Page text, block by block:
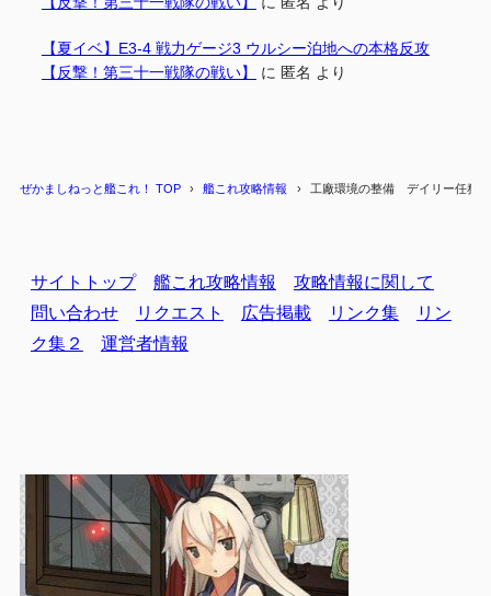
【夏イベ】E3-4 戦力ゲージ3 ウルシー泊地への本格反攻
【反撃！第三十一戦隊の戦い】
に 匿名 より
ぜかましねっと艦これ！ TOP 艦これ攻略情報 工廠環境の整備 デイリー任務
サイトトップ 艦これ攻略情報
攻略情報に関して
問い合わせ
リクエスト 広告掲載 リンク集
リン
ク集２
運営者情報